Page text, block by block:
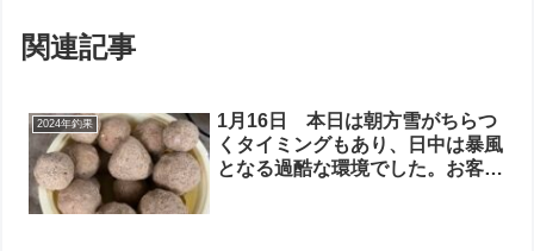
関連記事
2024年釣果
1月16日 本日は朝方雪がちらつ
くタイミングもあり、日中は暴風
となる過酷な環境でした。お客様